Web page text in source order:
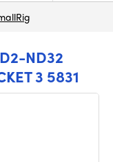
ND32
3 5831